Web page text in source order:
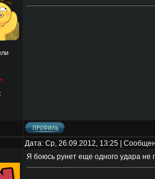
Дата: Ср, 26.09.2012, 13:25 |
Я боюсь рунет еще одного удара не